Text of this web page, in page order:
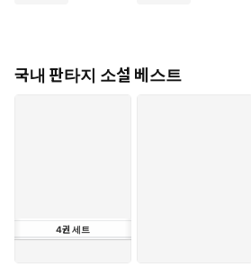
국내 판타지 소설 베스트
4권세트